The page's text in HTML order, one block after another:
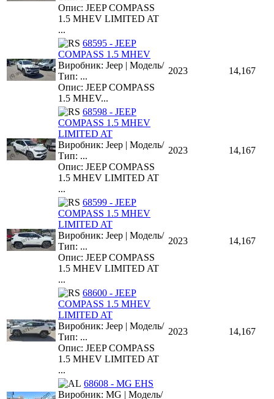
Опис: JEEP COMPASS
1.5 MHEV LIMITED AT
...
68595 - JEEP
COMPASS 1.5 MHEV
Виробник: Jeep | Модель/
Тип: ...
Опис: JEEP COMPASS
1.5 MHEV...
2023 14,167
68598 - JEEP
COMPASS 1.5 MHEV
LIMITED AT
Виробник: Jeep | Модель/
Тип: ...
Опис: JEEP COMPASS
1.5 MHEV LIMITED AT
...
2023 14,167
68599 - JEEP
COMPASS 1.5 MHEV
LIMITED AT
Виробник: Jeep | Модель/
Тип: ...
Опис: JEEP COMPASS
1.5 MHEV LIMITED AT
...
2023 14,167
68600 - JEEP
COMPASS 1.5 MHEV
LIMITED AT
Виробник: Jeep | Модель/
Тип: ...
Опис: JEEP COMPASS
1.5 MHEV LIMITED AT
...
2023 14,167
68608 - MG EHS
Виробник: MG | Модель/